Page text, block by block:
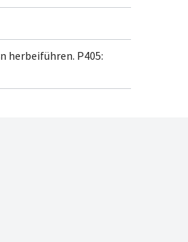
herbeiführen. P405: